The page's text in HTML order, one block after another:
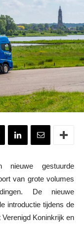
gestuurde
van grote volumes
De nieuwe
introductie tijdens de
Koninkrijk en